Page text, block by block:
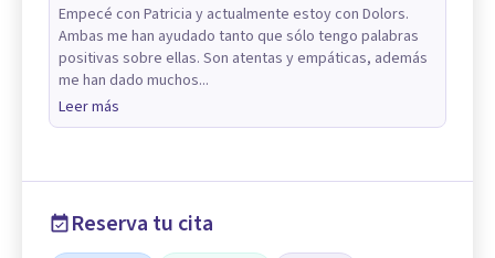
Empecé con Patricia y actualmente estoy con Dolors.
Ambas me han ayudado tanto que sólo tengo palabras
positivas sobre ellas. Son atentas y empáticas, además
me han dado muchos...
Leer más
Reserva tu cita